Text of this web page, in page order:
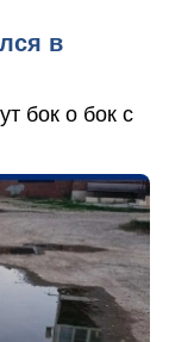
в
бок о бок с